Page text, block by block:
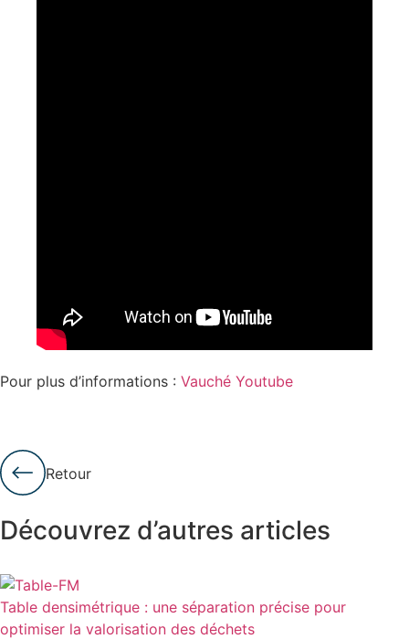
Pour plus d’informations : Vauché Youtube
Retour
Découvrez d’autres articles
Table densimétrique : une séparation précise pour
optimiser la valorisation des déchets